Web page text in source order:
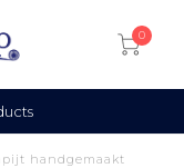
0
handgemaakt